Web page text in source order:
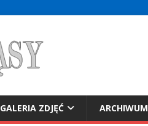
GALERIA ZDJĘĆ ARCHIWUM